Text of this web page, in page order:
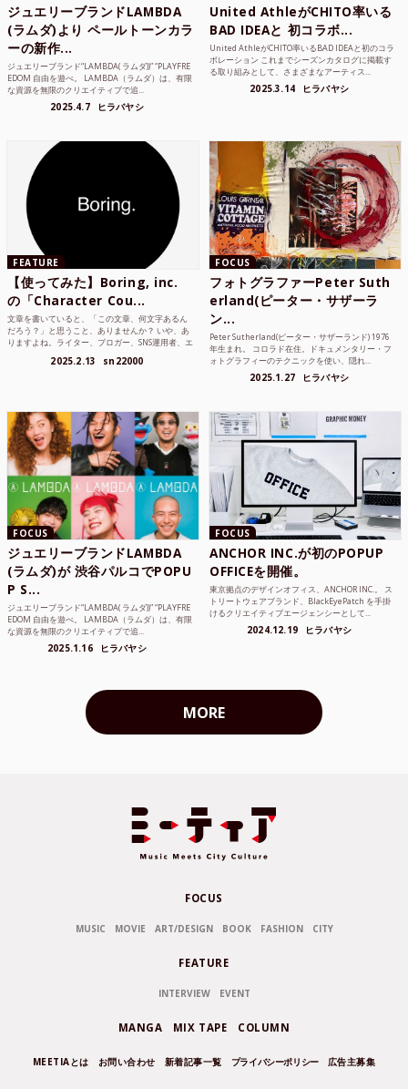
ジュエリーブランドLAMBDA
(ラムダ)より ペールトーンカラ
ーの新作...
ジュエリーブランド“LAMBDA( ラムダ))” “PLAYFRE
EDOM 自由を遊べ。 LAMBDA（ラムダ）は、有限
な資源を無限のクリエイティブで追...
2025.4.7 ヒラバヤシ
United AthleがCHITO率いる
BAD IDEAと 初コラボ...
United AthleがCHITO率いるBAD IDEAと初のコラ
ボレーション これまでシーズンカタログに掲載す
る取り組みとして、さまざまなアーティス...
2025.3.14 ヒラバヤシ
FEATURE
【使ってみた】Boring, inc.
の「Character Cou...
文章を書いていると、「この文章、何文字あるん
だろう？」と思うこと、ありませんか？ いや、あ
りますよね。ライター、ブロガー、SNS運用者、エ
2025.2.13 sn22000
FOCUS
フォトグラファーPeter Suth
erland(ピーター・サザーラ
ン...
Peter Sutherland(ピーター・サザーランド) 1976
年生まれ。 コロラド在住。ドキュメンタリー・フ
ォトグラフィーのテクニックを使い、隠れ...
2025.1.27 ヒラバヤシ
FOCUS
ジュエリーブランドLAMBDA
(ラムダ)が 渋谷パルコでPOPU
P S...
ジュエリーブランド“LAMBDA( ラムダ))” “PLAYFRE
EDOM 自由を遊べ。 LAMBDA（ラムダ）は、有限
な資源を無限のクリエイティブで追...
2025.1.16 ヒラバヤシ
FOCUS
ANCHOR INC.が初のPOPUP
OFFICEを開催。
東京拠点のデザインオフィス、ANCHOR INC.。 ス
トリートウェアブランド、BlackEyePatch を手掛
けるクリエイティブエージェンシーとして...
2024.12.19 ヒラバヤシ
MORE
FOCUS
MUSIC MOVIE ART/DESIGN BOOK FASHION CITY
FEATURE
INTERVIEW EVENT
MANGA MIX TAPE COLUMN
MEETIAとは お問い合わせ 新着記事一覧 プライバシーポリシー 広告主募集